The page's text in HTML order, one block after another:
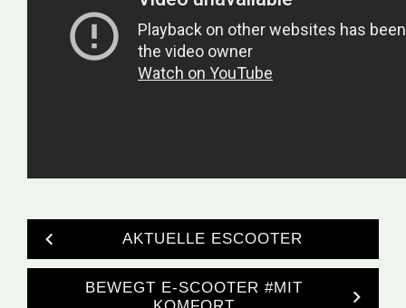
AKTUELLE ESCOOTER
BEWEGT E-SCOOTER #MIT